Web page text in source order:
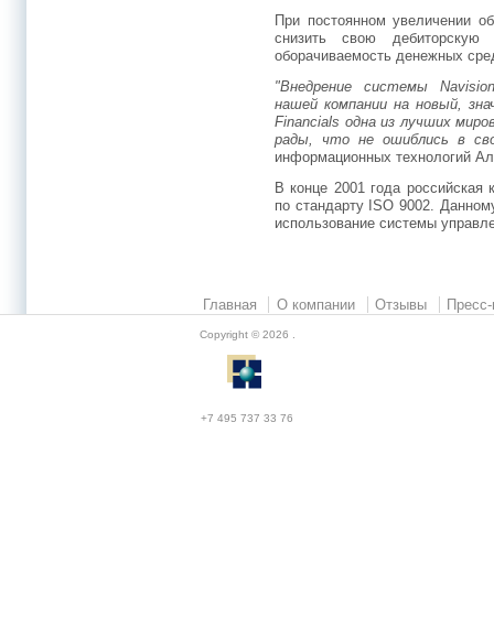
При постоянном увеличении
снизить свою
оборачиваемость денежных
"Внедрение системы
нашей компании на новый,
Financials одна из лучших
рады, что не ошиблись в
информационных технологий
В конце 2001 года
по стандарту ISO 9002.
использование системы
Главная О компании Отзывы
Copyright © 2026 .
+7 495 737 33 76